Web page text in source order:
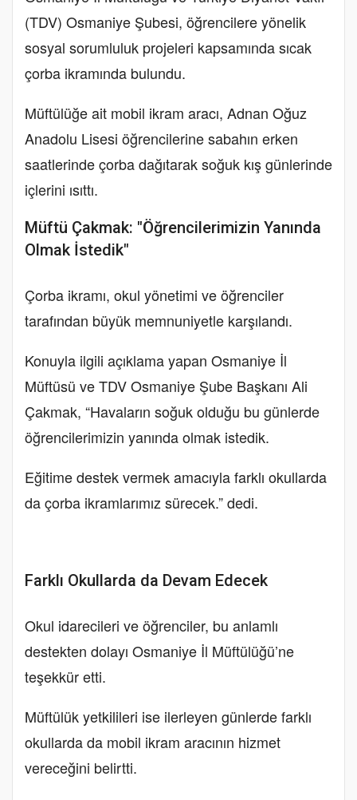
(TDV) Osmaniye Şubesi, öğrencilere yönelik
sosyal sorumluluk projeleri kapsamında sıcak
çorba ikramında bulundu.
Müftülüğe ait mobil ikram aracı, Adnan Oğuz
Anadolu Lisesi öğrencilerine sabahın erken
saatlerinde çorba dağıtarak soğuk kış günlerinde
içlerini ısıttı.
Müftü Çakmak: "Öğrencilerimizin Yanında
Olmak İstedik"
Çorba ikramı, okul yönetimi ve öğrenciler
tarafından büyük memnuniyetle karşılandı.
Konuyla ilgili açıklama yapan Osmaniye İl
Müftüsü ve TDV Osmaniye Şube Başkanı Ali
Çakmak, “Havaların soğuk olduğu bu günlerde
öğrencilerimizin yanında olmak istedik.
Eğitime destek vermek amacıyla farklı okullarda
da çorba ikramlarımız sürecek.” dedi.
Farklı Okullarda da Devam Edecek
Okul idarecileri ve öğrenciler, bu anlamlı
destekten dolayı Osmaniye İl Müftülüğü’ne
teşekkür etti.
Müftülük yetkilileri ise ilerleyen günlerde farklı
okullarda da mobil ikram aracının hizmet
vereceğini belirtti.